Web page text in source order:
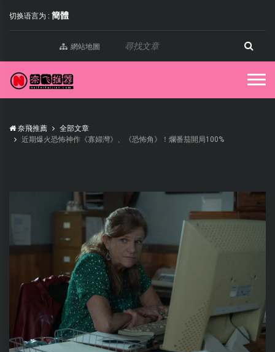
切换语言为 : 簡體
網站地圖
奈飛推薦
全部文章
近期爆火恐怖神作《寡婦灣》、《恐怖角》！爛番茄開局100%